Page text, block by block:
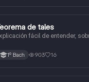
Matemáticasde tales
fácil de entender,
1º Bach 903 16